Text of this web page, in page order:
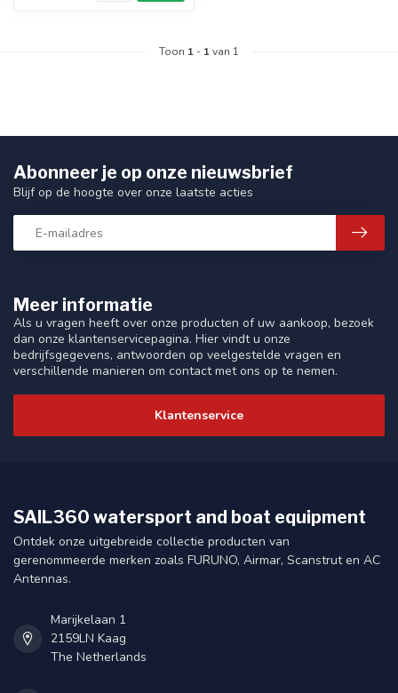
Toon 1 - 1van 1
Meer informatie
Als u vragen heeft over onze producten of uw aankoop, bezoek
dan onze klantenservicepagina. Hier vindt u onze
bedrijfsgegevens, antwoorden op veelgestelde vragen en
verschillende manieren om contact met ons op te nemen.
Klantenservice
Abonneer je op onze nieuwsbrief
Blijf op de hoogte over onze laatste acties
SAIL360 watersport and boat equipment
Ontdek onze uitgebreide collectie producten van
gerenommeerde merken zoals FURUNO, Airmar, Scanstrut en AC
Antennas.
Marijkelaan 1
2159LN Kaag
The Netherlands